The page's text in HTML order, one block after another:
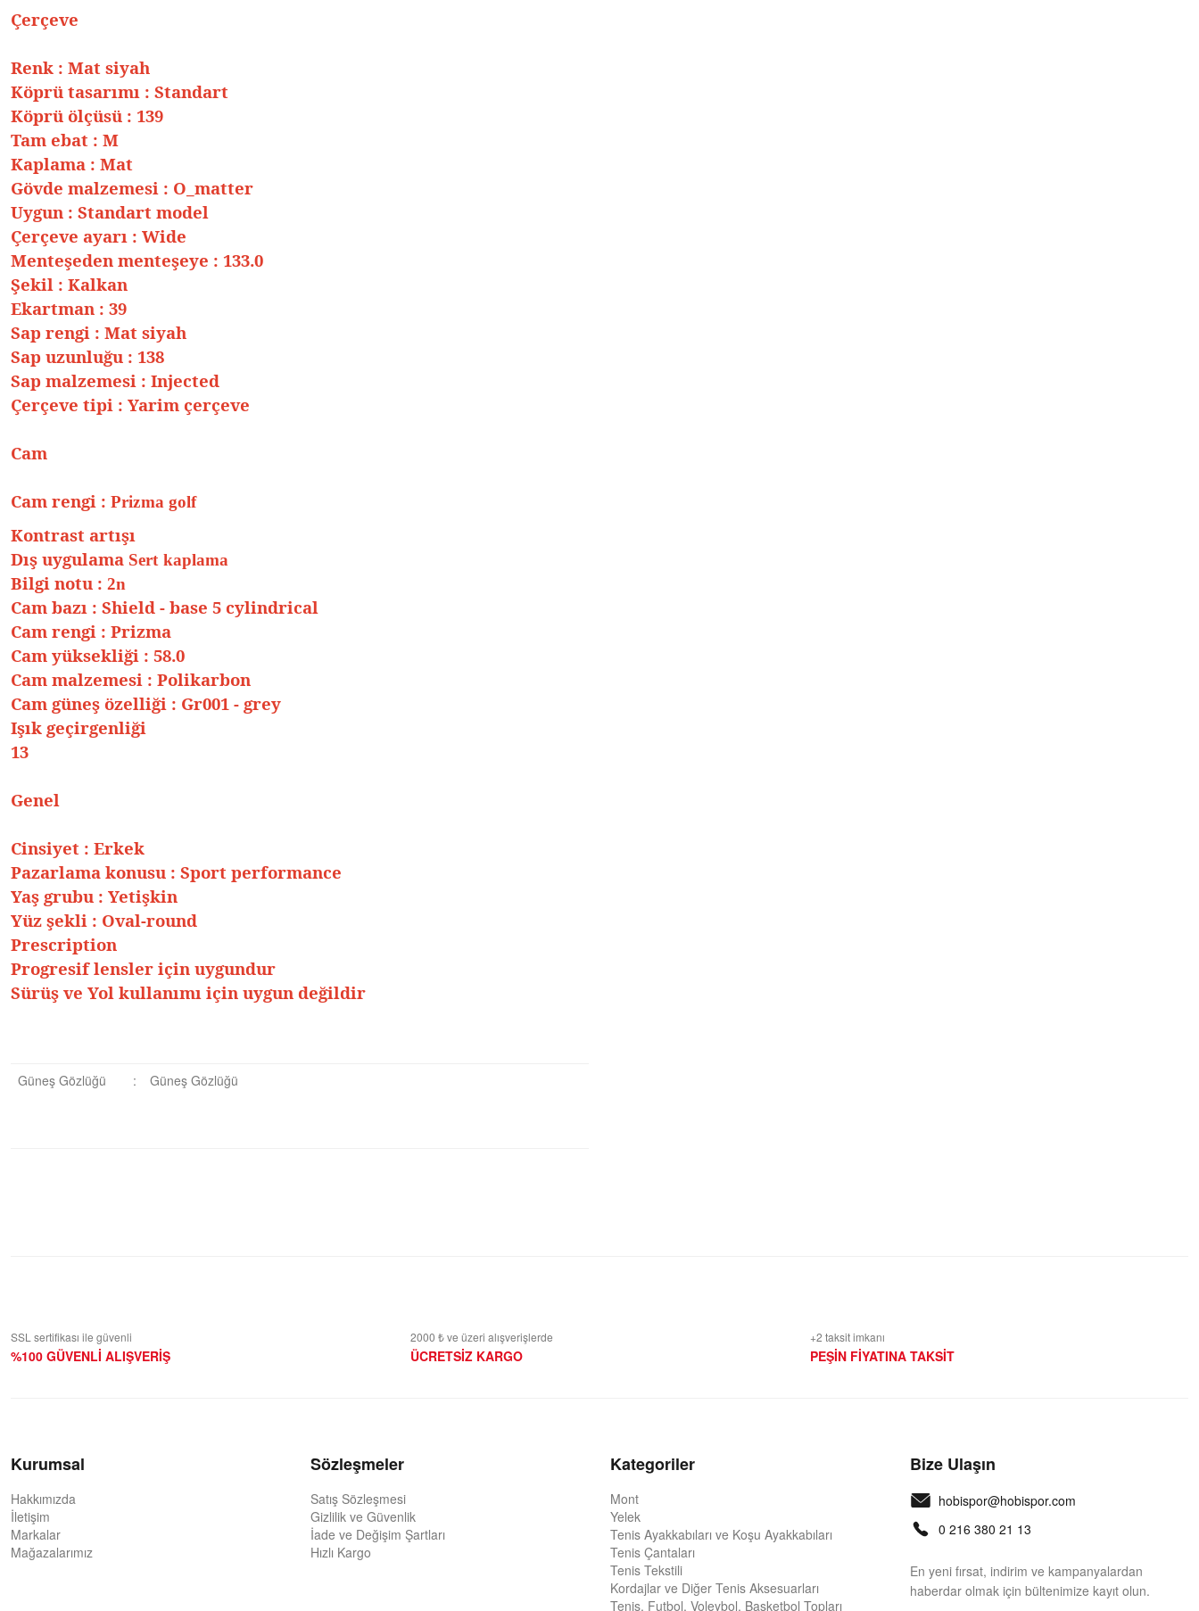
Çerçeve
Renk : Mat siyah
Köprü tasarımı : Standart
Köprü ölçüsü : 139
Tam ebat : M
Kaplama : Mat
Gövde malzemesi : O_matter
Uygun : Standart model
Çerçeve ayarı : Wide
Menteşeden menteşeye : 133.0
Şekil : Kalkan
Ekartman : 39
Sap rengi : Mat siyah
Sap uzunluğu : 138
Sap malzemesi : Injected
Çerçeve tipi : Yarim çerçeve
Cam
Cam rengi : Prizma golf
Kontrast artışı
Dış uygulama Sert kaplama
Bilgi notu : 2n
Cam bazı : Shield - base 5 cylindrical
Cam rengi : Prizma
Cam yüksekliği : 58.0
Cam malzemesi : Polikarbon
Cam güneş özelliği : Gr001 - grey
Işık geçirgenliği
13
Genel
Cinsiyet : Erkek
Pazarlama konusu : Sport performance
Yaş grubu : Yetişkin
Yüz şekli : Oval-round
Prescription
Progresif lensler için uygundur
Sürüş ve Yol kullanımı için uygun değildir
Güneş Gözlüğü : Güneş Gözlüğü
SSL sertifikası ile güvenli
%100 GÜVENLİ ALIŞVERİŞ
2000 ₺ ve üzeri alışverişlerde
ÜCRETSİZ KARGO
+2 taksit imkanı
PEŞİN FİYATINA TAKSİT
Kurumsal
Hakkımızda
İletişim
Markalar
Mağazalarımız
Sözleşmeler
Satış Sözleşmesi
Gizlilik ve Güvenlik
İade ve Değişim Şartları
Hızlı Kargo
Kategoriler
Mont
Yelek
Tenis Ayakkabıları ve Koşu Ayakkabıları
Tenis Çantaları
Tenis Tekstili
Kordajlar ve Diğer Tenis Aksesuarları
Tenis, Futbol, Voleybol, Basketbol Topları
Bize Ulaşın
hobispor@hobispor.com
0 216 380 21 13
En yeni fırsat, indirim ve kampanyalardan
haberdar olmak için bültenimize kayıt olun.